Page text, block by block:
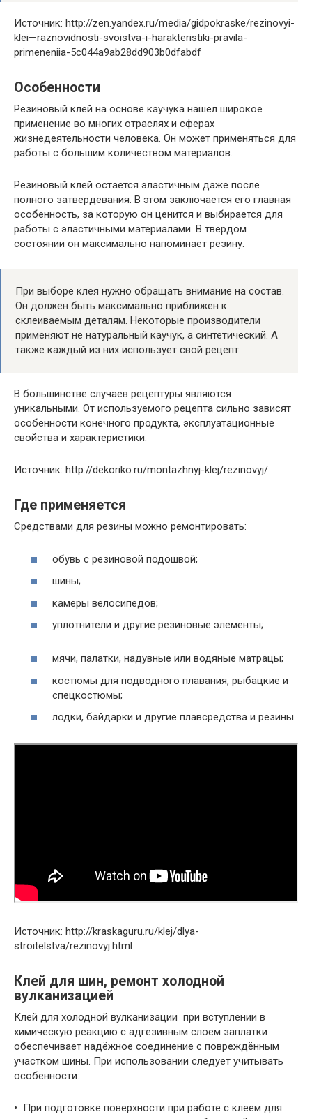
Источник: http://zen.yandex.ru/media/gidpokraske/rezinovyi-
klei—raznovidnosti-svoistva-i-harakteristiki-pravila-
primeneniia-5c044a9ab28dd903b0dfabdf
Особенности
Резиновый клей на основе каучука нашел широкое
применение во многих отраслях и сферах
жизнедеятельности человека. Он может применяться для
работы с большим количеством материалов.
Резиновый клей остается эластичным даже после
полного затвердевания. В этом заключается его главная
особенность, за которую он ценится и выбирается для
работы с эластичными материалами. В твердом
состоянии он максимально напоминает резину.
При выборе клея нужно обращать внимание на состав.
Он должен быть максимально приближен к
склеиваемым деталям. Некоторые производители
применяют не натуральный каучук, а синтетический. А
также каждый из них использует свой рецепт.
В большинстве случаев рецептуры являются
уникальными. От используемого рецепта сильно зависят
особенности конечного продукта, эксплуатационные
свойства и характеристики.
Источник: http://dekoriko.ru/montazhnyj-klej/rezinovyj/
Где применяется
Средствами для резины можно ремонтировать:
обувь с резиновой подошвой;
шины;
камеры велосипедов;
уплотнители и другие резиновые элементы;
мячи, палатки, надувные или водяные матрацы;
костюмы для подводного плавания, рыбацкие и
спецкостюмы;
лодки, байдарки и другие плавсредства и резины.
Источник: http://kraskaguru.ru/klej/dlya-
stroitelstva/rezinovyj.html
Клей для шин, ремонт холодной
вулканизацией
Клей для холодной вулканизации при вступлении в
химическую реакцию с адгезивным слоем заплатки
обеспечивает надёжное соединение с повреждённым
участком шины. При использовании следует учитывать
особенности:
• При подготовке поверхности при работе с клеем для